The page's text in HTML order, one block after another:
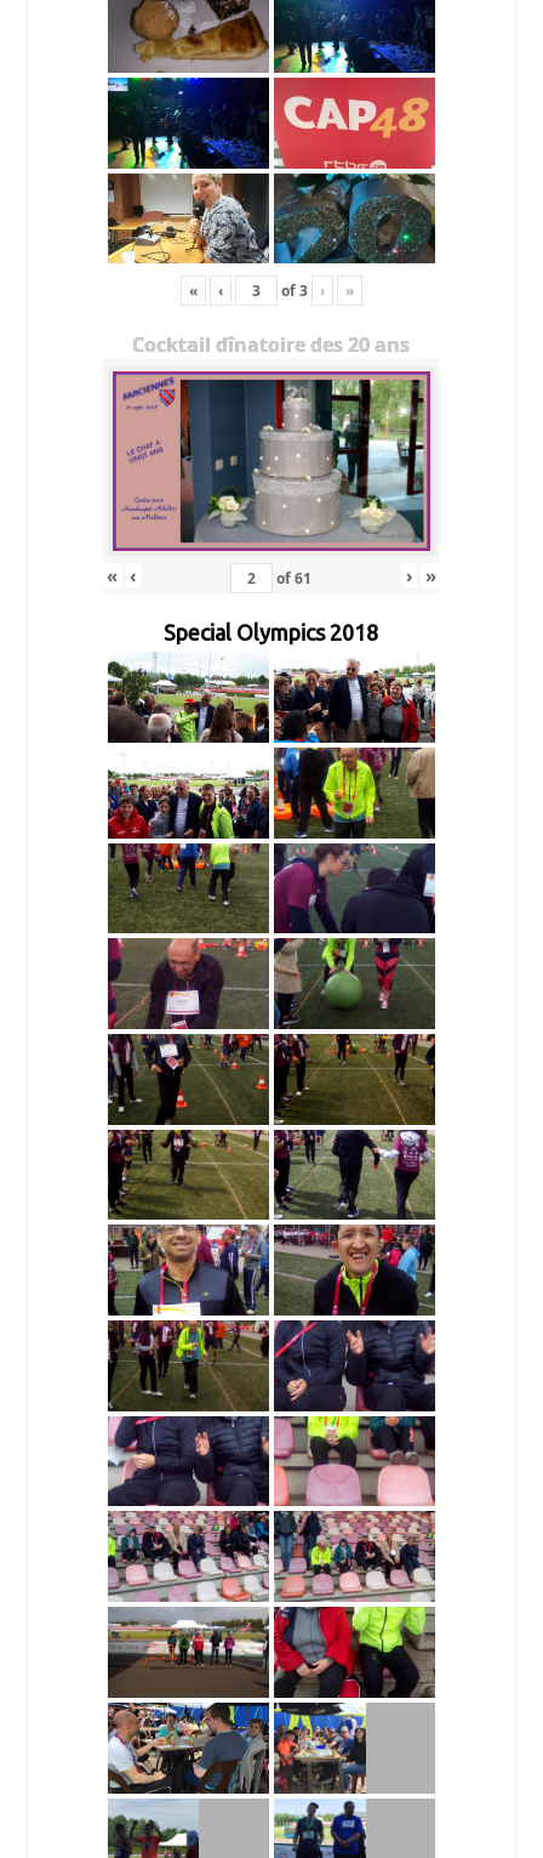
« ‹ of3 › »
Cocktail dînatoire des 20 ans
« ‹ of61 › »
Special Olympics 2018